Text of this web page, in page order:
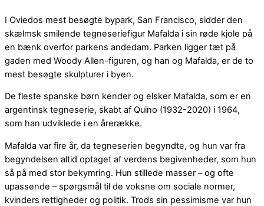
I Oviedos mest besøgte bypark, San Francisco, sidder den
skælmsk smilende tegneseriefigur Mafalda i sin røde kjole på
en bænk overfor parkens andedam. Parken ligger tæt på
gaden med Woody Allen-figuren, og han og Mafalda, er de to
mest besøgte skulpturer i byen.
De fleste spanske børn kender og elsker Mafalda, som er en
argentinsk tegneserie, skabt af Quino (1932-2020) i 1964,
som han udviklede i en årerække.
Mafalda var fire år, da tegneserien begyndte, og hun var fra
begyndelsen altid optaget af verdens begivenheder, som hun
så på med stor bekymring. Hun stillede masser – og ofte
upassende – spørgsmål til de voksne om sociale normer,
kvinders rettigheder og politik. Trods sin pessimisme var hun